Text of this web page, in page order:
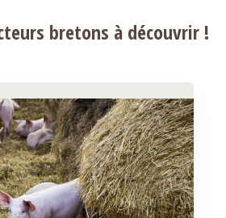
bretons à découvrir !